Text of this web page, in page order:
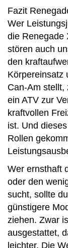
Fazit
Wer
die Renegade
stören auch
den
Körpereinsatz
Can-Am stellt,
ein ATV zur
kraftvollen
ist. Und
Rollen
Wer ernsthaft
oder den
sucht, sollte
günstigere
ziehen. Zwar
ausgestattet,
leichter. Die